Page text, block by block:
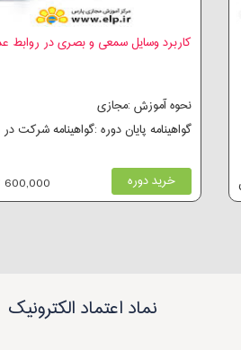
کاربرد وسایل سمعی و بصری در روابط
نحوه آموزش :مجازی
گواهینامه پایان دوره :گواهینامه شرکت
خرید دوره 600,000 تومان
نماد اعتماد الکترونیک